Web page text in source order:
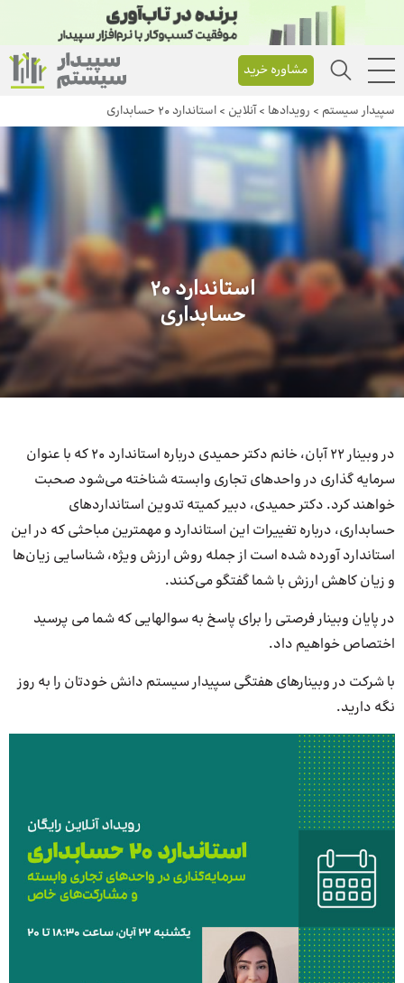
مشاوره خرید
سپیدار سیستم > رویداد‌ها >آنلاین > استاندارد ۲۰ حسابداری
استاندارد ۲۰
حسابداری
در وبینار 22 آبان، خانم دکتر حمیدی درباره استاندارد 20 که با عنوان
سرمایه گذاری در واحدهای تجاری وابسته شناخته می‌شود صحبت
خواهند کرد. دکتر حمیدی، دبیر کمیته تدوین استانداردهای
حسابداری، درباره تغییرات این استاندارد و مهمترین مباحثی که در این
استاندارد آورده شده است از جمله روش ارزش ویژه، شناسایی زیان‌ها
و زیان کاهش ارزش با شما گفتگو می‌کنند.
در پایان وبینار فرصتی را برای پاسخ به سوالهایی که شما می پرسید
اختصاص خواهیم داد.
با شرکت در وبینارهای هفتگی سپیدار سیستم دانش خودتان را به روز
نگه دارید.